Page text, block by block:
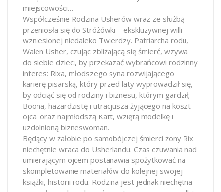
miejscowości…
Współcześnie Rodzina Usherów wraz ze służbą
przeniosła się do Stróżówki – ekskluzywnej willi
wzniesionej niedaleko Twierdzy. Patriarcha rodu,
Walen Usher, czując zbliżającą się śmierć, wzywa
do siebie dzieci, by przekazać wybrańcowi rodzinny
interes: Rixa, młodszego syna rozwijającego
karierę pisarską, który przed laty wyprowadził się,
by odciąć się od rodziny i biznesu, którym gardził;
Boona, hazardzistę i utracjusza żyjącego na koszt
ojca; oraz najmłodszą Katt, wziętą modelkę i
uzdolnioną bizneswoman.
Będący w żałobie po samobójczej śmierci żony Rix
niechętnie wraca do Usherlandu. Czas czuwania nad
umierającym ojcem postanawia spożytkować na
skompletowanie materiałów do kolejnej swojej
książki, historii rodu. Rodzina jest jednak niechętna